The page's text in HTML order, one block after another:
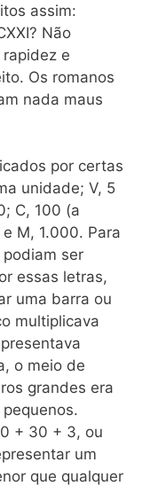
assim:
Não
e
Os romanos
nada maus
por certas
unidade; V, 5
C, 100 (a
M, 1.000. Para
ser
essas letras,
uma barra ou
multiplicava
o meio de
grandes era
+ 30 + 3, ou
um
que qualquer